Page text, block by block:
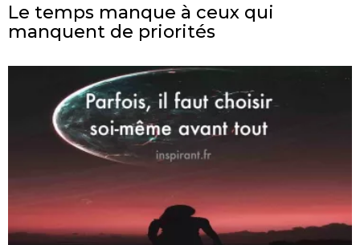
Le temps manque à ceux qui
manquent de priorités